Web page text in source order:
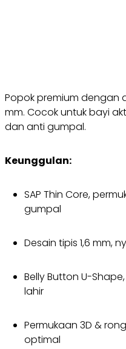
Popok premium dengan
mm. Cocok untuk bayi
dan anti gumpal.
Keunggulan:
SAP Thin Core,
gumpal
Desain tipis 1,6 mm,
Belly Button U-
lahir
Permukaan 3D &
optimal